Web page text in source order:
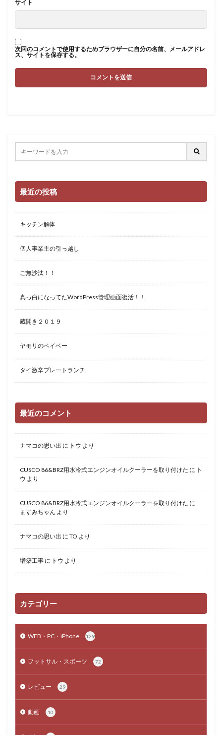
サイト
次回のコメントで使用するためブラウザーに自分の名前、メールアドレ
ス、サイトを保存する。
最近の投稿
キッチン解体
個人事業主の引っ越し
ご無沙汰！！
真っ白になってたWordPress管理画面復活！！
蔵開き２０１９
ヤモリのベイベー
タイ激辛プレートランチ
最近のコメント
ナマコの思い出 に トウ より
CUSCO 86&BRZ用水冷式エンジンオイルクーラーを取り付けた に ト
ウ より
CUSCO 86&BRZ用水冷式エンジンオイルクーラーを取り付けた に
ますみちゃん より
ナマコの思い出 に TO より
増築工事 に トウ より
カテゴリー
WEB・PC・iPhone 129
フットサル・スポーツ 72
レビュー 29
動画 10